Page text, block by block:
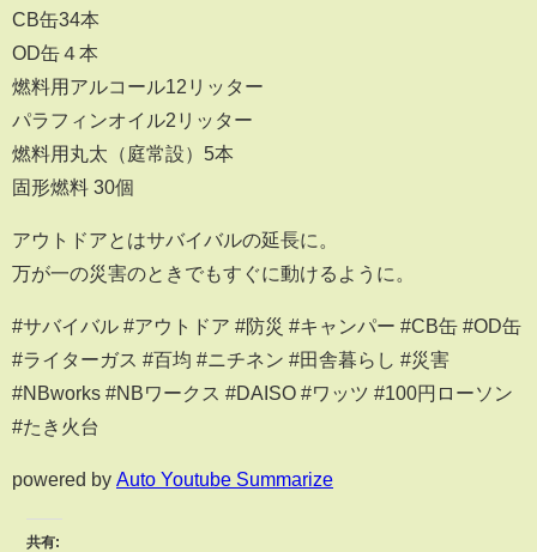
CB缶34本
OD缶４本
燃料用アルコール12リッター
パラフィンオイル2リッター
燃料用丸太（庭常設）5本
固形燃料 30個
アウトドアとはサバイバルの延長に。
万が一の災害のときでもすぐに動けるように。
#サバイバル #アウトドア #防災 #キャンパー #CB缶 #OD缶
#ライターガス #百均 #ニチネン #田舎暮らし #災害
#NBworks #NBワークス #DAISO #ワッツ #100円ローソン
#たき火台
powered by Auto Youtube Summarize
共有: